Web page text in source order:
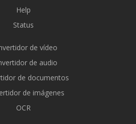
Help
Status
de vídeo
de audio
de documentos
de imágenes
OCR